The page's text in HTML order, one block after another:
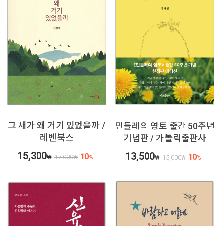
그 새가 왜 거기 있었을까 /
레벤북스
15,300₩ 17,000₩ 10%
민들레의 영토 출간 50주년
기념판 / 가톨릭출판사
13,500₩ 15,000₩ 10%